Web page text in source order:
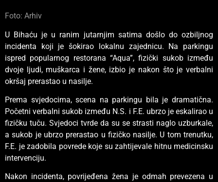
Foto: Arhiv
U Bihaću je u ranim jutarnjim satima došlo do ozbiljnog
incidenta koji je šokirao lokalnu zajednicu. Na parkingu
ispred popularnog restorana “Aqua”, fizički sukob između
dvoje ljudi, muškarca i žene, izbio je nakon što je verbalni
okršaj prerastao u nasilje.
Prema svjedocima, scena na parkingu bila je dramatična.
Početni verbalni sukob između N.S. i F.E. ubrzo je eskalirao u
fizičku tuču. Svjedoci tvrde da su se strasti naglo uzburkale,
a sukob je ubrzo prerastao u fizičko nasilje. U tom trenutku,
F.E. je zadobila povrede koje su zahtijevale hitnu medicinsku
intervenciju.
Nakon incidenta, povrijeđena žena je odmah prevezena u